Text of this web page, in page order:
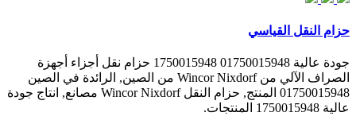
حزام النقل القياسي
جودة عالية 01750015948 1750015948 حزام نقل أجزاء أجهزة
الصراف الآلي من Wincor Nixdorf من الصين, الرائدة في الصين
01750015948 المنتج, حزام النقل Wincor Nixdorf مصانع, انتاج جودة
عالية 1750015948 المنتجات.